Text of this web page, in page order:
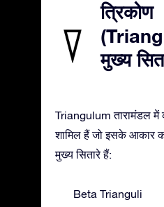
त्रिकोण
मुख्य
Triangulum तारामंडल में
शामिल हैं जो इसके आकार
मुख्य सितारे हैं:
Beta Trianguli